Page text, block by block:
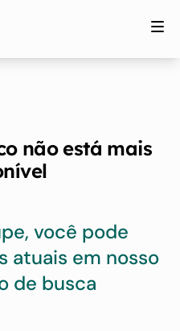
não está mais
você pode
atuais em nosso
de busca